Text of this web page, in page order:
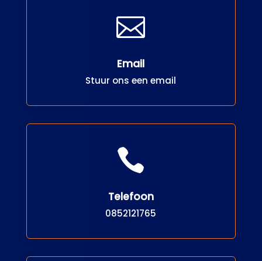

Email
Stuur ons een email

Telefoon
0852121765